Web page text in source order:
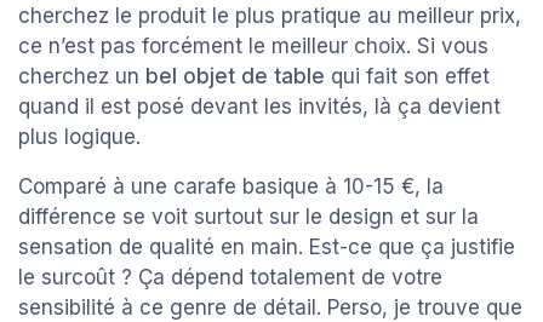
cherchez le produit le plus pratique au meilleur prix,
ce n’est pas forcément le meilleur choix. Si vous
cherchez un bel objet de table qui fait son effet
quand il est posé devant les invités, là ça devient
plus logique.
Comparé à une carafe basique à 10-15 €, la
différence se voit surtout sur le design et sur la
sensation de qualité en main. Est-ce que ça justifie
le surcoût ? Ça dépend totalement de votre
sensibilité à ce genre de détail. Perso, je trouve que